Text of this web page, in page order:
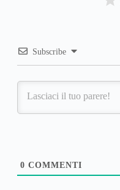
Subscribe
0 COMMENTI